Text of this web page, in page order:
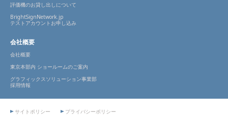
評価機のお貸し出しについて
BrightSignNetwork.jp
テストアカウントお申し込み
会社概要
会社概要
東京本部内 ショールームのご案内
グラフィックスソリューション事業部
採用情報
サイトポリシー プライバシーポリシー